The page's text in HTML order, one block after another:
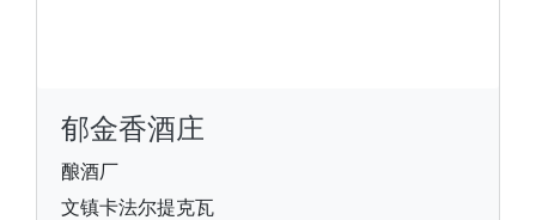
郁金香酒庄
酿酒厂
文镇卡法尔提克瓦